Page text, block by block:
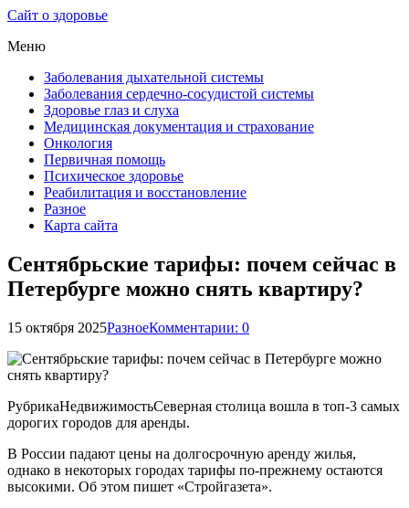
Сайт о здоровье
Меню
Заболевания дыхательной системы
Заболевания сердечно-сосудистой системы
Здоровье глаз и слуха
Медицинская документация и страхование
Онкология
Первичная помощь
Психическое здоровье
Реабилитация и восстановление
Разное
Карта сайта
Сентябрьские тарифы: почем сейчас в
Петербурге можно снять квартиру?
15 октября 2025РазноеКомментарии: 0
РубрикаНедвижимостьСеверная столица вошла в топ-3 самых
дорогих городов для аренды.
В России падают цены на долгосрочную аренду жилья,
однако в некоторых городах тарифы по-прежнему остаются
высокими. Об этом пишет «Стройгазета».